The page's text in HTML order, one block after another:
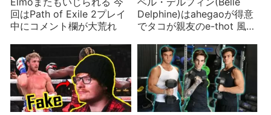
回はPath of Exile 2プレイ
中にコメント欄が大荒れ
Delphine)はahegaoが得意
でタコが親友のe-thot 風呂